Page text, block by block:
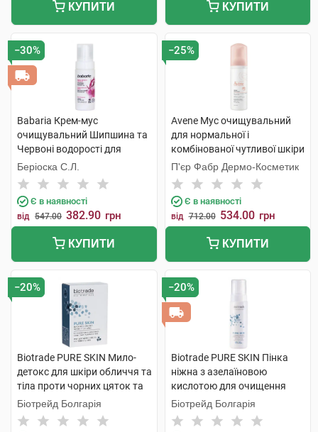
КУПИТИ КУПИТИ
−30%
Babaria Крем-мус
очищувальний Шипшина та
Червоні водорості для
обличчя 150 мл 1 флакон
Беріоска С.Л.
Є в наявності
від 547.00 382.90 грн
КУПИТИ
−25%
Avene Мус очищувальний
для нормальної і
комбінованої чутливої шкіри
150 мл 1 флакон
П'єр Фабр Дермо-Косметик
Є в наявності
від 712.00 534.00 грн
КУПИТИ
−20%
Biotrade PURE SKIN Мило-
детокс для шкіри обличчя та
тіла проти чорних цяток та
розширенох пор 100 г 1 шт
Біотрейд Болгарія
−20%
Biotrade PURE SKIN Пінка
ніжна з азелаїновою
кислотою для очищення
шкіри з розширеними
порами 150 мл 1 флакон
Біотрейд Болгарія